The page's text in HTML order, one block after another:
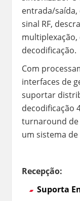
entrada/saída,
sinal RF,
multiplexação,
decodificação.
Com
interfaces de
suportar
decodificação
turnaround de
um sistema
Recepção:
Suporta